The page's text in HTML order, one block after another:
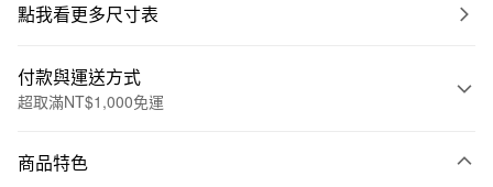
點我看更多尺寸表
付款與運送方式
超取滿NT$1,000免運
信用卡一次付款
商品特色